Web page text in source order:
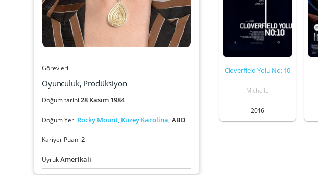
Görevleri
Oyunculuk, Prodüksiyon
Doğum tarihi 28 Kasım 1984
Doğum Yeri Rocky Mount, Kuzey Karolina, ABD
Kariyer Puanı 2
UyrukAmerikalı
Cloverfield Yolu No: 10
Michelle
2016